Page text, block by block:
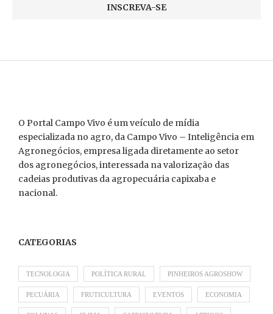
O Portal Campo Vivo é um veículo de mídia
especializada no agro, da Campo Vivo – Inteligência em
Agronegócios, empresa ligada diretamente ao setor
dos agronegócios, interessada na valorização das
cadeias produtivas da agropecuária capixaba e
nacional.
CATEGORIAS
TECNOLOGIA POLÍTICA RURAL PINHEIROS AGROSHOW
PECUÁRIA FRUTICULTURA EVENTOS ECONOMIA